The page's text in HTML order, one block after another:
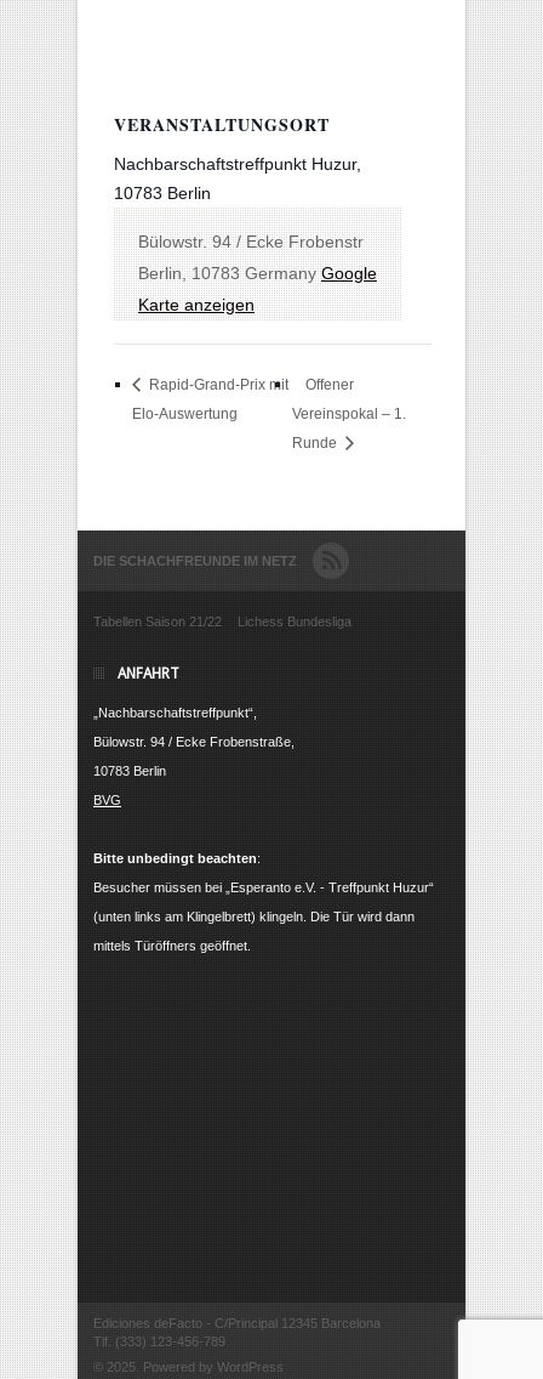
VERANSTALTUNGSORT
Nachbarschaftstreffpunkt Huzur,
10783 Berlin
Bülowstr. 94 / Ecke Frobenstr
Berlin, 10783 Germany Google
Karte anzeigen
Rapid-Grand-Prix mit
Elo-Auswertung
Offener
Vereinspokal – 1.
Runde
DIE SCHACHFREUNDE IM NETZ
Tabellen Saison 21/22 Lichess Bundesliga
ANFAHRT
„Nachbarschaftstreffpunkt“,
Bülowstr. 94 / Ecke Frobenstraße,
10783 Berlin
BVG
Bitte unbedingt beachten:
Besucher müssen bei „Esperanto e.V. - Treffpunkt Huzur“
(unten links am Klingelbrett) klingeln. Die Tür wird dann
mittels Türöffners geöffnet.
Ediciones deFacto - C/Principal 12345 Barcelona
Tlf. (333) 123-456-789
© 2025. Powered by WordPress